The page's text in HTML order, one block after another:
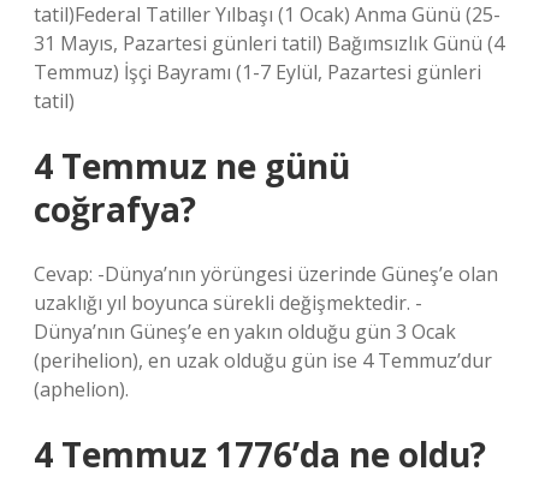
tatil)Federal Tatiller Yılbaşı (1 Ocak) Anma Günü (25-
31 Mayıs, Pazartesi günleri tatil) Bağımsızlık Günü (4
Temmuz) İşçi Bayramı (1-7 Eylül, Pazartesi günleri
tatil)
4 Temmuz ne günü
coğrafya?
Cevap: -Dünya’nın yörüngesi üzerinde Güneş’e olan
uzaklığı yıl boyunca sürekli değişmektedir. -
Dünya’nın Güneş’e en yakın olduğu gün 3 Ocak
(perihelion), en uzak olduğu gün ise 4 Temmuz’dur
(aphelion).
4 Temmuz 1776’da ne oldu?